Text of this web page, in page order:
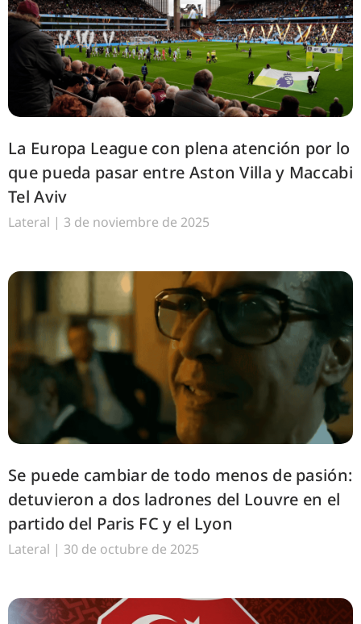
La Europa League con plena atención por lo
que pueda pasar entre Aston Villa y Maccabi
Tel Aviv
Lateral 3 de noviembre de 2025
Se puede cambiar de todo menos de pasión:
detuvieron a dos ladrones del Louvre en el
partido del Paris FC y el Lyon
Lateral 30 de octubre de 2025